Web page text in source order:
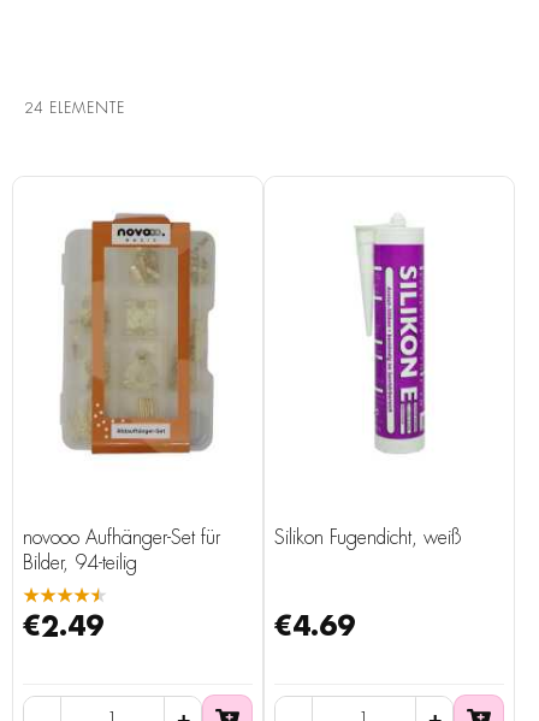
24 ELEMENTE
novooo Aufhänger-Set für
Bilder, 94-teilig
★★★★★
€2.49
Silikon Fugendicht, weiß
€4.69